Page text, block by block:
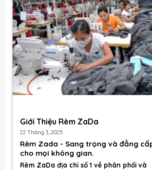
Giới Thiệu Rèm ZaDa
22 Tháng 3, 2025
Rèm Zada - Sang trọng và đẳng
cho mọi không gian.
Rèm ZaDa địa chỉ số 1 về phân phối và